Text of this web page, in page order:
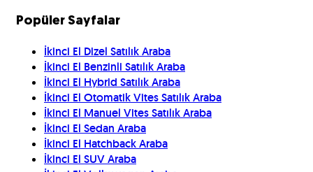
Popüler Sayfalar
İkinci El Dizel Satılık Araba
İkinci El Benzinli Satılık Araba
İkinci El Hybrid Satılık Araba
İkinci El Otomatik Vites Satılık Araba
İkinci El Manuel Vites Satılık Araba
İkinci El Sedan Araba
İkinci El Hatchback Araba
İkinci El SUV Araba